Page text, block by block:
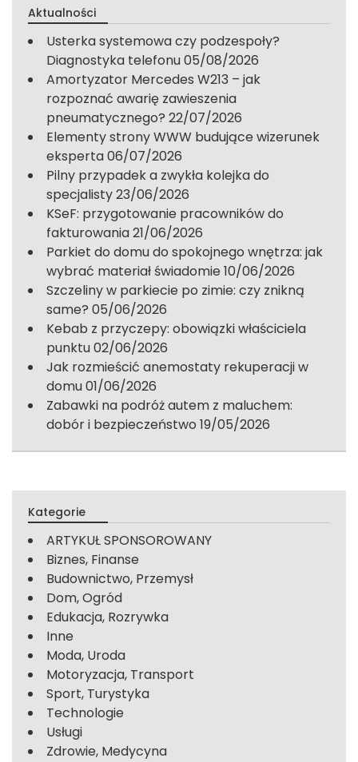
Aktualności
Usterka systemowa czy podzespoły?
Diagnostyka telefonu05/08/2026
Amortyzator Mercedes W213 – jak
rozpoznać awarię zawieszenia
pneumatycznego? 22/07/2026
Elementy strony WWW budujące wizerunek
eksperta06/07/2026
Pilny przypadek a zwykła kolejka do
specjalisty23/06/2026
KSeF: przygotowanie pracowników do
fakturowania21/06/2026
Parkiet do domu do spokojnego wnętrza: jak
wybrać materiał świadomie 10/06/2026
Szczeliny w parkiecie po zimie: czy znikną
same? 05/06/2026
Kebab z przyczepy: obowiązki właściciela
punktu02/06/2026
Jak rozmieścić anemostaty rekuperacji w
domu01/06/2026
Zabawki na podróż autem z maluchem:
dobór i bezpieczeństwo 19/05/2026
Kategorie
ARTYKUŁ SPONSOROWANY
Biznes, Finanse
Budownictwo, Przemysł
Dom, Ogród
Edukacja, Rozrywka
Inne
Moda, Uroda
Motoryzacja, Transport
Sport, Turystyka
Technologie
Usługi
Zdrowie, Medycyna